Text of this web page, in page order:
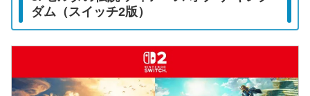
ダム（スイッチ2版）